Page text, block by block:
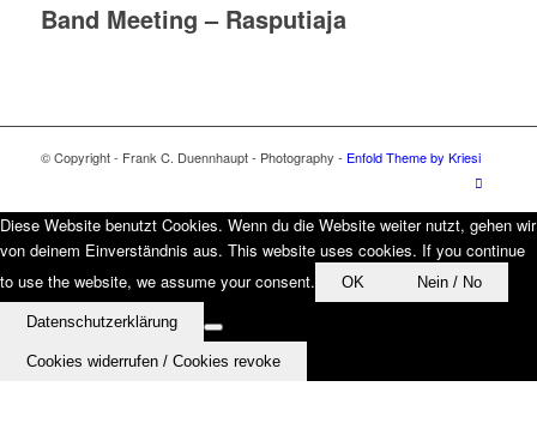
Band Meeting – Rasputiaja
© Copyright - Frank C. Duennhaupt - Photography - Enfold Theme by Kriesi
Diese Website benutzt Cookies. Wenn du die Website weiter nutzt, gehen wir
von deinem Einverständnis aus. This website uses cookies. If you continue
to use the website, we assume your consent.
OK Nein / No
Datenschutzerklärung
Cookies widerrufen / Cookies revoke